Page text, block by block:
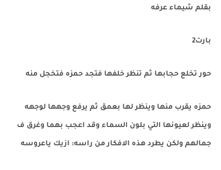
بقلم شيماء عرفه
بارت2
حور تخلع حجابها ثم تنظر خلفها فتجد حمزه فتخجل منه
حمزه يقرب منها وينظر لها بعمق ثم يرفع وجهها لوجهه
وينظر لعيونها التي بلون السماء وقد اعجب بهما وغرق ف
جمالهم ولكن يطرد هذه الافكار من راسه: ازيك ياعروسه